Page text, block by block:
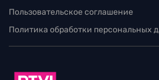
Пользовательское соглашение
Политика обработки персональных